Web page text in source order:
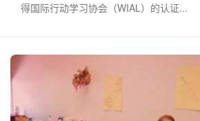
得国际行动学习协会（WIAL）的认证...